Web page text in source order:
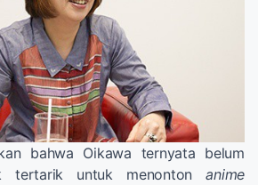
bahwa Oikawa ternyata belum
tertarik untuk menontonanime